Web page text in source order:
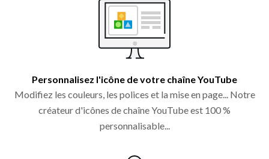
Personnalisez l'icône de votre chaîne YouTube
Modifiez les couleurs, les polices et la mise en page... Notre
créateur d'icônes de chaîne YouTube est 100 %
personnalisable...